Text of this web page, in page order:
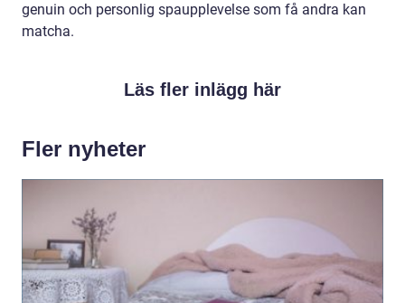
genuin och personlig spaupplevelse som få andra kan
matcha.
Läs fler inlägg här
Fler nyheter